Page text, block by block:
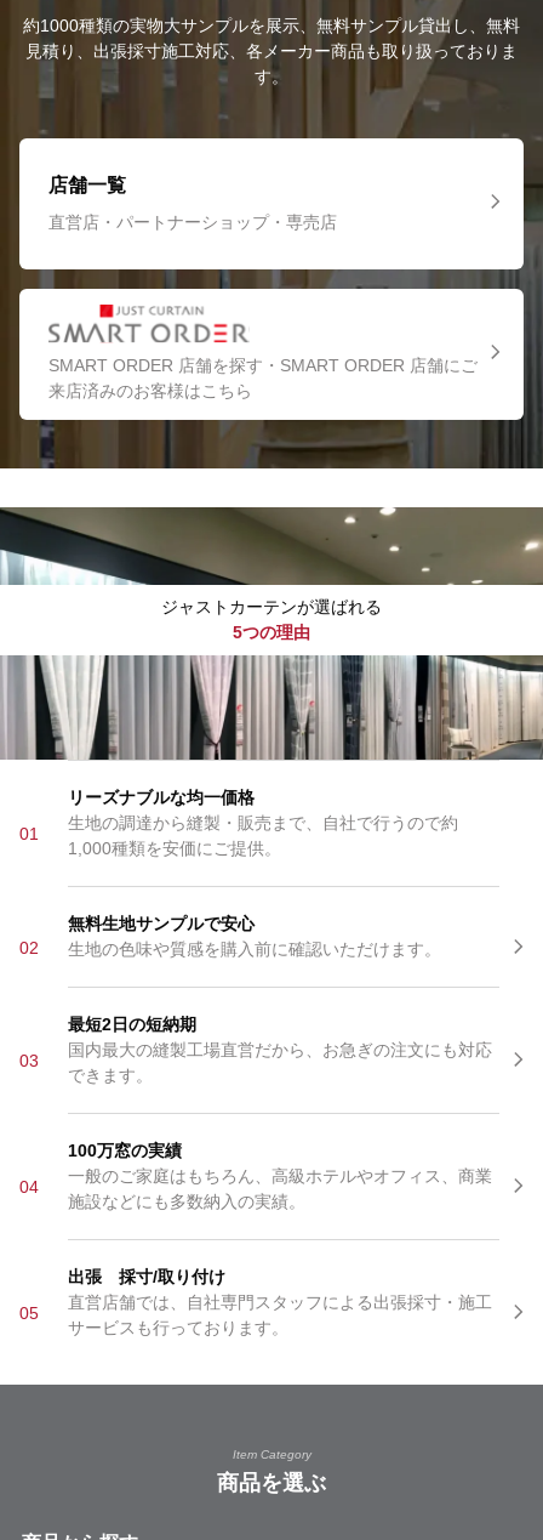
約1000種類の実物大サンプルを展示、無料サンプル貸出し、無料
見積り、出張採寸施工対応、各メーカー商品も取り扱っておりま
す。
店舗一覧
直営店・パートナーショップ・専売店
SMART ORDER 店舗を探す・SMART ORDER 店舗にご
来店済みのお客様はこちら
ジャストカーテンが選ばれる
5つの理由
01
リーズナブルな均一価格
生地の調達から縫製・販売まで、自社で行うので約
1,000種類を安価にご提供。
02
無料生地サンプルで安心
生地の色味や質感を購入前に確認いただけます。
03
最短2日の短納期
国内最大の縫製工場直営だから、お急ぎの注文にも対応
できます。
04
100万窓の実績
一般のご家庭はもちろん、高級ホテルやオフィス、商業
施設などにも多数納入の実績。
05
出張 採寸/取り付け
直営店舗では、自社専門スタッフによる出張採寸・施工
サービスも行っております。
Item Category
商品を選ぶ